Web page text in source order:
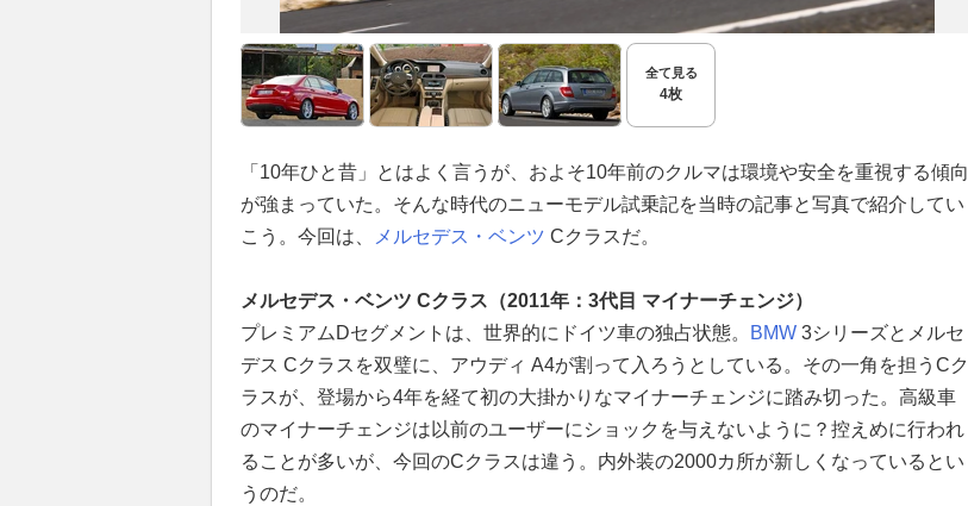
全て見る
4枚
「10年ひと昔」とはよく言うが、およそ10年前のクルマは環境や安全を重視する傾向
が強まっていた。そんな時代のニューモデル試乗記を当時の記事と写真で紹介してい
こう。今回は、
メルセデス・ベンツ Cクラスだ。
メルセデス・ベンツ Cクラス（2011年：3代目 マイナーチェンジ）
プレミアムDセグメントは、世界的にドイツ車の独占状態。
BMW 3シリーズとメルセ
デス Cクラスを双璧に、アウディ A4が割って入ろうとしている。その一角を担うCク
ラスが、登場から4年を経て初の大掛かりなマイナーチェンジに踏み切った。高級車
のマイナーチェンジは以前のユーザーにショックを与えないように？控えめに行われ
ることが多いが、今回のCクラスは違う。内外装の2000カ所が新しくなっているとい
うのだ。